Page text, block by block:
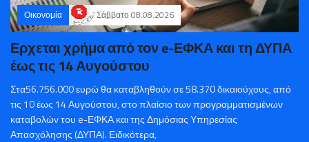
Οικονομία Σάββατο 08.08.2026
Ερχεται χρήμα από τον e-ΕΦΚΑ και τη ΔΥΠΑ
έως τις 14 Αυγούστου
Στα56.756.000 ευρώ θα καταβληθούν σε 58.370 δικαιούχους, από
τις 10 έως 14 Αυγούστου, στο πλαίσιο των προγραμματισμένων
καταβολών του e-ΕΦΚΑ και της Δημόσιας Υπηρεσίας
Απασχόλησης (ΔΥΠΑ). Ειδικότερα,